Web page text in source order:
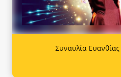
Συναυλία